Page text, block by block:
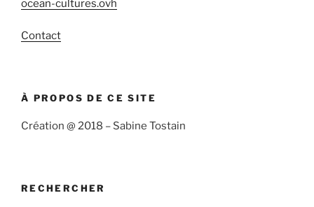
ocean-cultures.ovh
Contact
À PROPOS DE CE SITE
Création @ 2018 – Sabine Tostain
RECHERCHER